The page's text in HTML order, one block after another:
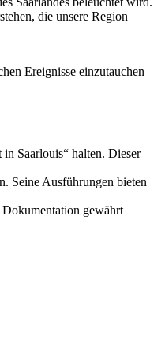
die unsere Region
Ereignisse einzutauchen
Saarlouis“ halten. Dieser
Seine Ausführungen bieten
gewährt